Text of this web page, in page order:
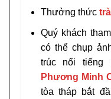
Thưởng thức
Quý khách
có thể chụp
trúc nổi
Phương Minh
tòa tháp bắt